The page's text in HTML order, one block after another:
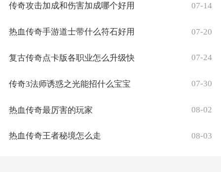
传奇攻击加成和伤害加成哪个好用 07-14
热血传奇手游道士带什么符石好用 07-20
复古传奇点卡版各职业怎么升级快 07-24
传奇3法师诱惑之光能招什么宝宝 07-30
热血传奇最厉害的玩家 08-02
热血传奇王者秘境怎么走 08-03